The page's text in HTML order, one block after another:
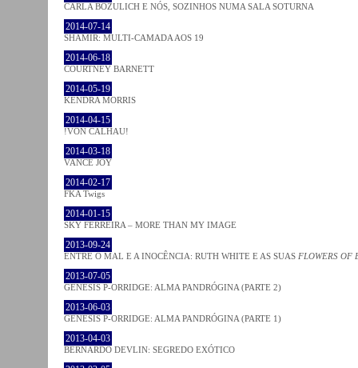
CARLA BOZULICH E NÓS, SOZINHOS NUMA SALA SOTURNA
2014-07-14
SHAMIR: MULTI-CAMADA AOS 19
2014-06-18
COURTNEY BARNETT
2014-05-19
KENDRA MORRIS
2014-04-15
!VON CALHAU!
2014-03-18
VANCE JOY
2014-02-17
FKA Twigs
2014-01-15
SKY FERREIRA – MORE THAN MY IMAGE
2013-09-24
ENTRE O MAL E A INOCÊNCIA: RUTH WHITE E AS SUAS FLOWERS OF
2013-07-05
GENESIS P-ORRIDGE: ALMA PANDRÓGINA (PARTE 2)
2013-06-03
GENESIS P-ORRIDGE: ALMA PANDRÓGINA (PARTE 1)
2013-04-03
BERNARDO DEVLIN: SEGREDO EXÓTICO